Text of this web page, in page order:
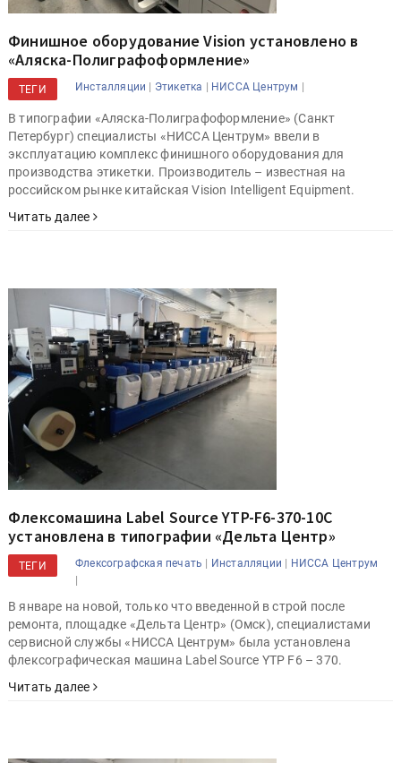
Финишное оборудование Vision установлено в
«Аляска-Полиграфоформление»
ТЕГИ Инсталляции | Этикетка | НИССА Центрум |
В типографии «Аляска-Полиграфоформление» (Санкт
Петербург) специалисты «НИССА Центрум» ввели в
эксплуатацию комплекс финишного оборудования для
производства этикетки. Производитель – известная на
российском рынке китайская Vision Intelligent Equipment.
Читать далее
Флексомашина Label Source YTP-F6-370-10C
установлена в типографии «Дельта Центр»
ТЕГИ Флексографская печать | Инсталляции | НИССА Центрум
|
В январе на новой, только что введенной в строй после
ремонта, площадке «Дельта Центр» (Омск), специалистами
сервисной службы «НИССА Центрум» была установлена
флексографическая машина Label Source YTP F6 – 370.
Читать далее